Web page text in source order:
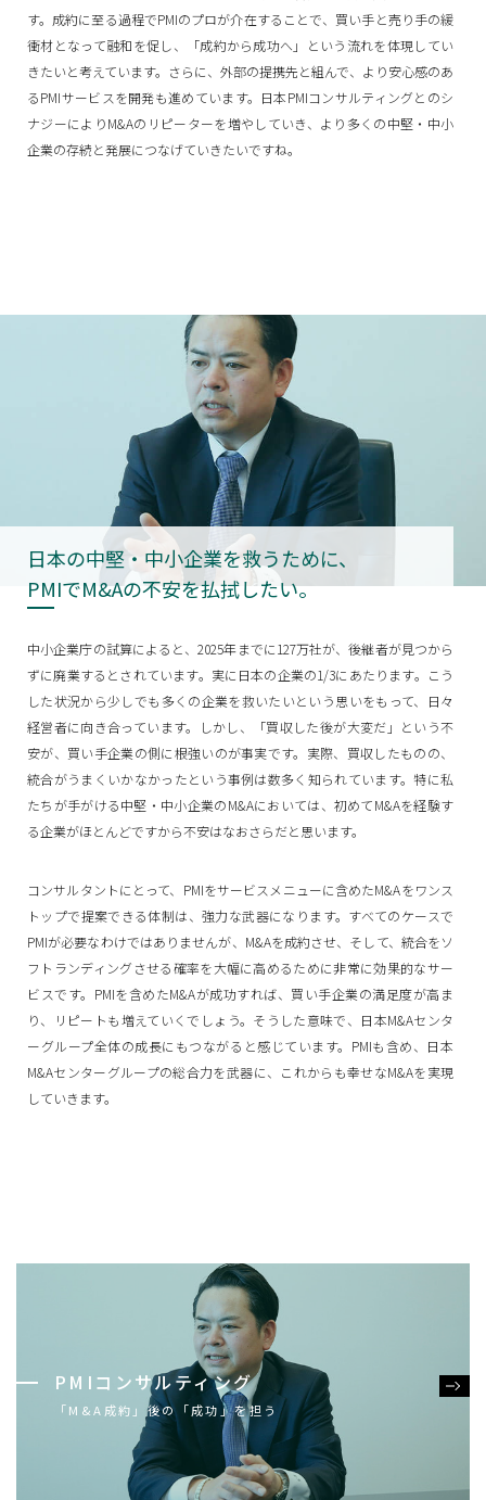
す。成約に至る過程でPMIのプロが介在することで、買い手と売り手の緩
衝材となって融和を促し、「成約から成功へ」という流れを体現してい
きたいと考えています。さらに、外部の提携先と組んで、より安心感のあ
るPMIサービスを開発も進めています。日本PMIコンサルティングとのシ
ナジーによりM&Aのリピーターを増やしていき、より多くの中堅・中小
企業の存続と発展につなげていきたいですね。
日本の中堅・中小企業を救うために、
PMIでM&Aの不安を払拭したい。
中小企業庁の試算によると、2025年までに127万社が、後継者が見つから
ずに廃業するとされています。実に日本の企業の1/3にあたります。こう
した状況から少しでも多くの企業を救いたいという思いをもって、日々
経営者に向き合っています。しかし、「買収した後が大変だ」という不
安が、買い手企業の側に根強いのが事実です。実際、買収したものの、
統合がうまくいかなかったという事例は数多く知られています。特に私
たちが手がける中堅・中小企業のM&Aにおいては、初めてM&Aを経験す
る企業がほとんどですから不安はなおさらだと思います。
コンサルタントにとって、PMIをサービスメニューに含めたM&Aをワンス
トップで提案できる体制は、強力な武器になります。すべてのケースで
PMIが必要なわけではありませんが、M&Aを成約させ、そして、統合をソ
フトランディングさせる確率を大幅に高めるために非常に効果的なサー
ビスです。PMIを含めたM&Aが成功すれば、買い手企業の満足度が高ま
り、リピートも増えていくでしょう。そうした意味で、日本M&Aセンタ
ーグループ全体の成長にもつながると感じています。PMIも含め、日本
M&Aセンターグループの総合力を武器に、これからも幸せなM&Aを実現
していきます。
PMIコンサルティング
「M&A成約」後の「成功」を担う